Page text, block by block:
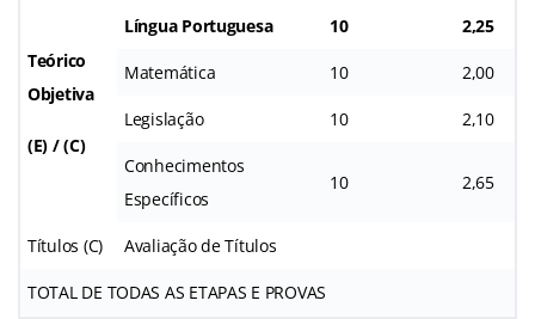
Teórico
Objetiva
(E) / (C)
Língua Portuguesa 10 2,25
Matemática 10 2,00
Legislação 10 2,10
Conhecimentos
Específicos
10 2,65
Títulos (C) Avaliação de Títulos
TOTAL DE TODAS AS ETAPAS E PROVAS